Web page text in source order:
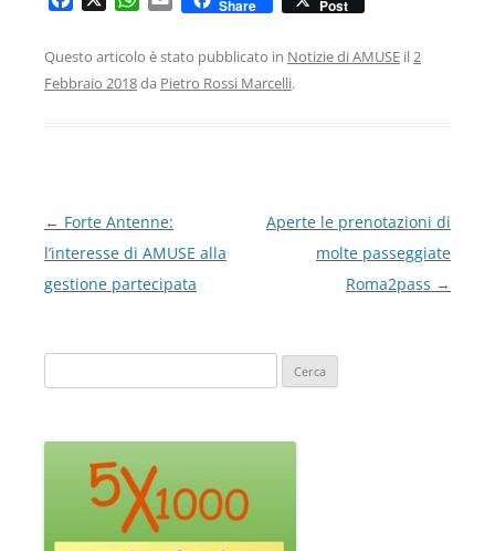
c
b
s
a
l
Share Post
Questo articolo è stato pubblicato in Notizie di AMUSE il2
Febbraio 2018da Pietro Rossi Marcelli.
Navigazione
articolo
← Forte Antenne:
l’interesse di AMUSE alla
gestione partecipata
Aperte le prenotazioni di
molte passeggiate
Roma2pass →
per: